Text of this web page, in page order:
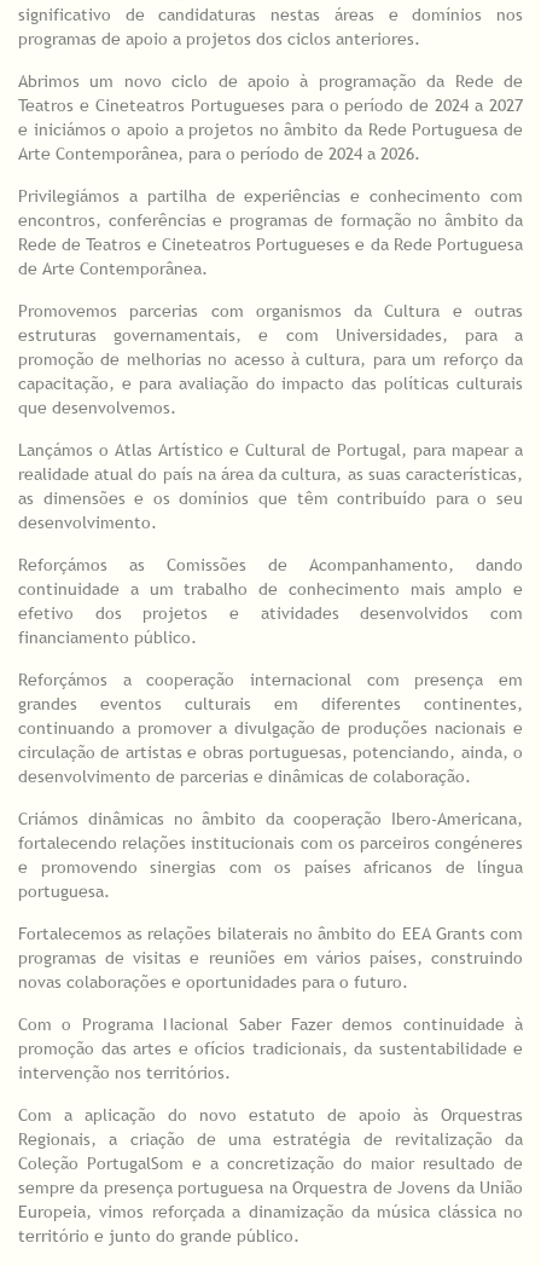
significativo de candidaturas nestas áreas e domínios nos
programas de apoio a projetos dos ciclos anteriores.
Abrimos um novo ciclo de apoio à programação da Rede de
Teatros e Cineteatros Portugueses para o período de 2024 a 2027
e iniciámos o apoio a projetos no âmbito da Rede Portuguesa de
Arte Contemporânea, para o período de 2024 a 2026.
Privilegiámos a partilha de experiências e conhecimento com
encontros, conferências e programas de formação no âmbito da
Rede de Teatros e Cineteatros Portugueses e da Rede Portuguesa
de Arte Contemporânea.
Promovemos parcerias com organismos da Cultura e outras
estruturas governamentais, e com Universidades, para a
promoção de melhorias no acesso à cultura, para um reforço da
capacitação, e para avaliação do impacto das políticas culturais
que desenvolvemos.
Lançámos o Atlas Artístico e Cultural de Portugal, para mapear a
realidade atual do país na área da cultura, as suas características,
as dimensões e os domínios que têm contribuído para o seu
desenvolvimento.
Reforçámos as Comissões de Acompanhamento, dando
continuidade a um trabalho de conhecimento mais amplo e
efetivo dos projetos e atividades desenvolvidos com
financiamento público.
Reforçámos a cooperação internacional com presença em
grandes eventos culturais em diferentes continentes,
continuando a promover a divulgação de produções nacionais e
circulação de artistas e obras portuguesas, potenciando, ainda, o
desenvolvimento de parcerias e dinâmicas de colaboração.
Criámos dinâmicas no âmbito da cooperação Ibero-Americana,
fortalecendo relações institucionais com os parceiros congéneres
e promovendo sinergias com os países africanos de língua
portuguesa.
Fortalecemos as relações bilaterais no âmbito do EEA Grants com
programas de visitas e reuniões em vários países, construindo
novas colaborações e oportunidades para o futuro.
Com o Programa Nacional Saber Fazer demos continuidade à
promoção das artes e ofícios tradicionais, da sustentabilidade e
intervenção nos territórios.
Com a aplicação do novo estatuto de apoio às Orquestras
Regionais, a criação de uma estratégia de revitalização da
Coleção PortugalSom e a concretização do maior resultado de
sempre da presença portuguesa na Orquestra de Jovens da União
Europeia, vimos reforçada a dinamização da música clássica no
território e junto do grande público.